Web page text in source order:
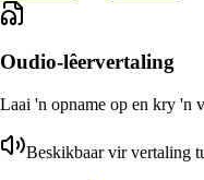
Oudio-lêervertaling
Laai 'n opname op en kry 'n
Beskikbaar vir vertaling